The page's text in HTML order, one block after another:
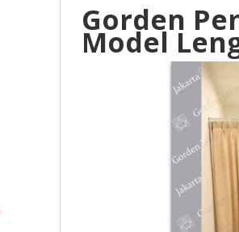
Gorden
Model